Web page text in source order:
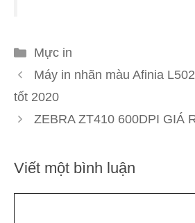
Danh
mục
Mực in
Máy in nhãn màu Afinia
tốt 2020
ZEBRA ZT410 600DPI GIÁ
Viết một bình luận